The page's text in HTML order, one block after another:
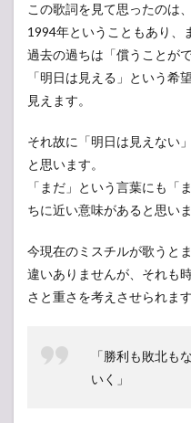
この歌詞を見て思ったのは
1994年ということもあり、
過去の過ちは「償うことが
「明日は見える」という希
見えます。
それ故に「明日は見えない
と思います。
「まだ」という言葉にも「
ちに近い意味があると思いま
今現在のミスチルが歌うと
違いありませんが、それも
さと重さを考えさせられます
「勝利も敗北も
いく」